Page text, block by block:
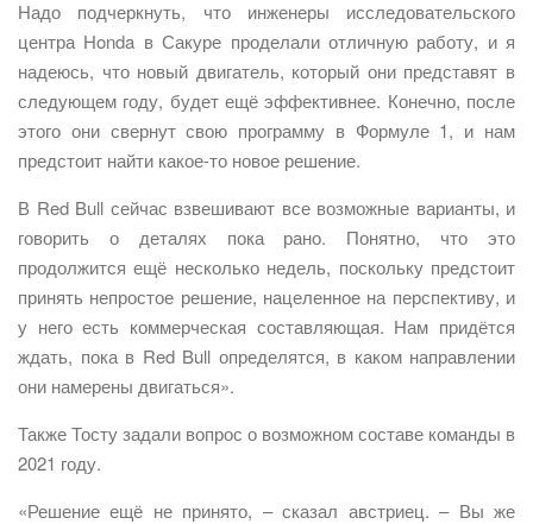
Надо подчеркнуть, что инженеры исследовательского
центра Honda в Сакуре проделали отличную работу, и я
надеюсь, что новый двигатель, который они представят в
следующем году, будет ещё эффективнее. Конечно, после
этого они свернут свою программу в Формуле 1, и нам
предстоит найти какое-то новое решение.
В Red Bull сейчас взвешивают все возможные варианты, и
говорить о деталях пока рано. Понятно, что это
продолжится ещё несколько недель, поскольку предстоит
принять непростое решение, нацеленное на перспективу, и
у него есть коммерческая составляющая. Нам придётся
ждать, пока в Red Bull определятся, в каком направлении
они намерены двигаться».
Также Тосту задали вопрос о возможном составе команды в
2021 году.
«Решение ещё не принято, – сказал австриец. – Вы же